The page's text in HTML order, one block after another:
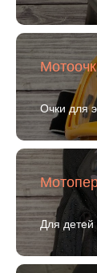
Очки для
Для детей